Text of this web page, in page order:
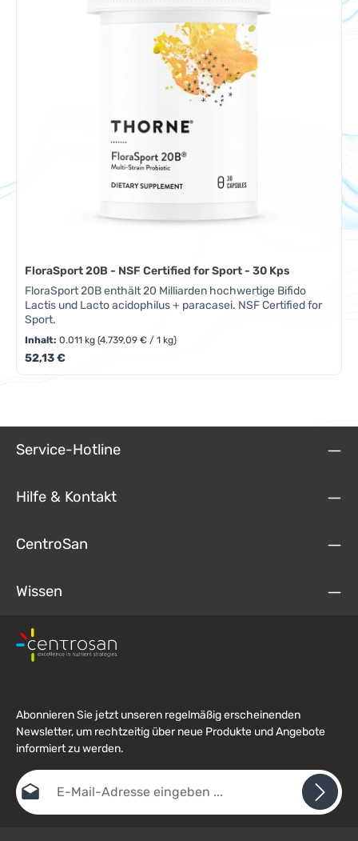
FloraSport 20B - NSF Certified for Sport - 30 Kps
FloraSport 20B enthält 20 Milliarden hochwertige Bifido
Lactis und Lacto acidophilus + paracasei. NSF Certified for
Sport.
Inhalt:0.011 kg(4.739,09 € / 1 kg)
Regulärer Preis:
52,13 €
Service-Hotline
Hilfe & Kontakt
CentroSan
Wissen
Abonnieren Sie jetzt unseren regelmäßig erscheinenden
Newsletter, um rechtzeitig über neue Produkte und Angebote
informiert zu werden.
E-Mail-Adresse*